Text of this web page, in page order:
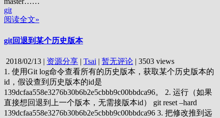
git
阅读全文»
git回退到某个历史版本
2018/02/13 | 资源分享 | Tsai | 暂无评论 | 3503 views
1. 使用Git log命令查看所有的历史版本，获取某个历史版本的
id，假设查到历史版本的id是
139dcfaa558e3276b30b6b2e5cbbb9c00bbdca96。 2. 运行（如果
直接想回退到上一个版本，无需接版本id） git reset –hard
139dcfaa558e3276b30b6b2e5cbbb9c00bbdca96 3. 把修改推到远